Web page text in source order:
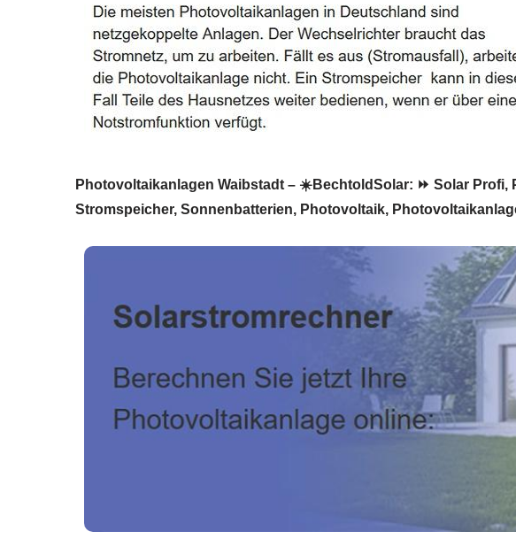
Photovoltaikanlagen Waibstadt – ☀️BechtoldSolar: ⏩ Solar
Stromspeicher, Sonnenbatterien, Photovoltaik,